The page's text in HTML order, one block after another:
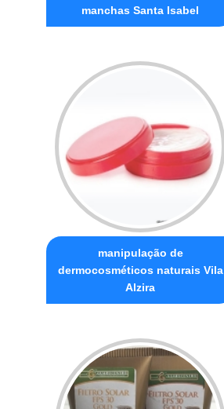
manchas Santa Isabel
manipulação de
dermocosméticos naturais Vila
Alzira